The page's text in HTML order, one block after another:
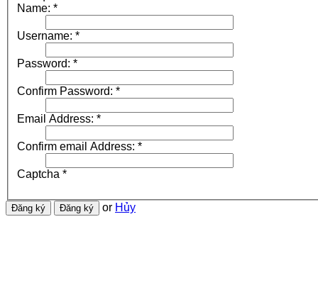
Name: *
Username: *
Password: *
Confirm Password: *
Email Address: *
Confirm email Address: *
Captcha *
or Hủy